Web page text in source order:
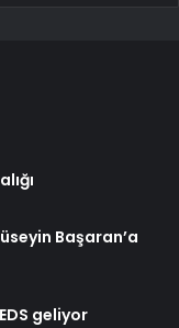
Başaran’a
geliyor